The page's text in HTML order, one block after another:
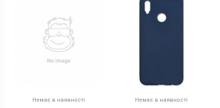
Захист від пилу і
Матеріал рамки і
158.7 x 75.6 x 8.5
Комунікації
Немає в наявності Немає в наявності